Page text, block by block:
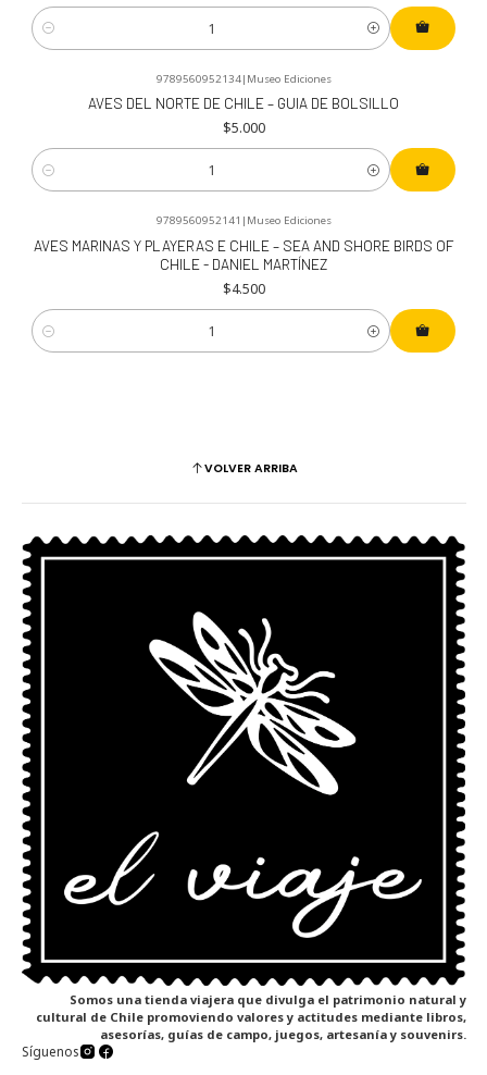
Cantidad
9789560952134| Museo Ediciones
AVES DEL NORTE DE CHILE – GUIA DE BOLSILLO
$5.000
Cantidad
9789560952141 | Museo Ediciones
AVES MARINAS Y PLAYERAS E CHILE – SEA AND SHORE BIRDS OF
CHILE - DANIEL MARTÍNEZ
$4.500
Cantidad
VOLVER ARRIBA
Somos una tienda viajera que divulga el patrimonio natural y
cultural de Chile promoviendo valores y actitudes mediante libros,
asesorías, guías de campo, juegos, artesanía y souvenirs.
Síguenos